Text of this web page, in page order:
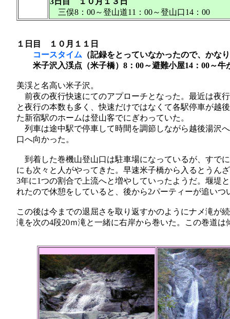
三俣8：00～登山道11：00～登山口14：00
１日目 １０月１１日
コースタイム （記録をとっていなかったので、かな
米子沢入渓点（米子橋）8：00～避難小屋14：00～牛
美渓と名高い米子沢。
前夜の夜行快速にてのアプローチとなった。最近は夜
と夜行の本数も多く、快速だけではなくて各駅停車が越
た新宿駅のホームは登山客でにぎわっていた。
列車は途中駅で停車して時間を調節しながら越後湯沢
口へ向かった。
到着した巻機山登山口は駐車場になっているが、すで
にも次々と人がやってきた。早速米子橋から入るとうん
3年に1つの割合で上流へと増やしていったようだ。堰堤
れたので休憩をしていると、後から2パーティーが追いつ
この後は今までの退屈さを取り返すかのようにナメ滝が
滝を次の4段20ｍ滝と一緒に右岸から巻いた。この巻道